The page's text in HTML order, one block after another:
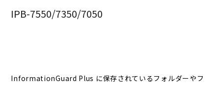
IPB-7550/7350/7050
InformationGuard Plus に保存されているフォルダーやフ